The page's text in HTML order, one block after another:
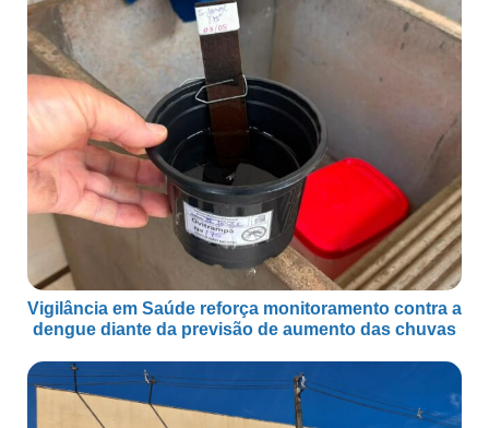
Vigilância em Saúde reforça monitoramento contra a
dengue diante da previsão de aumento das chuvas